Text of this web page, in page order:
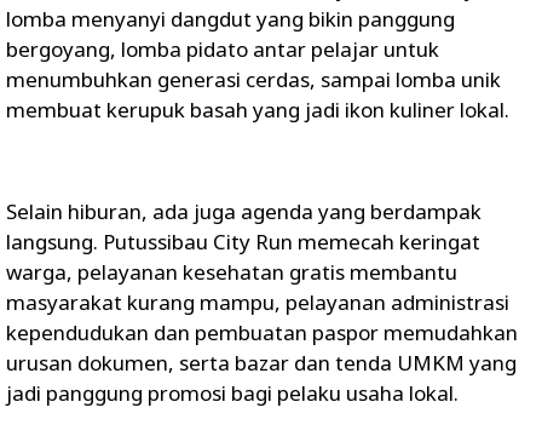
lomba menyanyi dangdut yang bikin panggung
bergoyang, lomba pidato antar pelajar untuk
menumbuhkan generasi cerdas, sampai lomba unik
membuat kerupuk basah yang jadi ikon kuliner lokal.
Selain hiburan, ada juga agenda yang berdampak
langsung. Putussibau City Run memecah keringat
warga, pelayanan kesehatan gratis membantu
masyarakat kurang mampu, pelayanan administrasi
kependudukan dan pembuatan paspor memudahkan
urusan dokumen, serta bazar dan tenda UMKM yang
jadi panggung promosi bagi pelaku usaha lokal.